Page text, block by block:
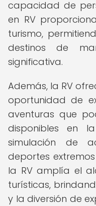
capacidad de
en RV
turismo,
destinos de
significativa.
Además, la RV
oportunidad de
aventuras que
disponibles en
simulación de
deportes
la RV amplía el
turísticas,
y la diversión de